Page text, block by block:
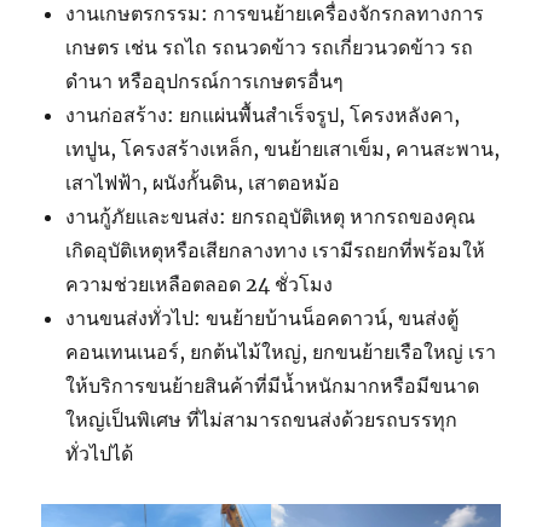
งานเกษตรกรรม: การขนย้ายเครื่องจักรกลทางการ
เกษตร เช่น รถไถ รถนวดข้าว รถเกี่ยวนวดข้าว รถ
ดำนา หรืออุปกรณ์การเกษตรอื่นๆ
งานก่อสร้าง: ยกแผ่นพื้นสำเร็จรูป, โครงหลังคา,
เทปูน, โครงสร้างเหล็ก, ขนย้ายเสาเข็ม, คานสะพาน,
เสาไฟฟ้า, ผนังกั้นดิน, เสาตอหม้อ
งานกู้ภัยและขนส่ง: ยกรถอุบัติเหตุ หากรถของคุณ
เกิดอุบัติเหตุหรือเสียกลางทาง เรามีรถยกที่พร้อมให้
ความช่วยเหลือตลอด 24 ชั่วโมง
งานขนส่งทั่วไป: ขนย้ายบ้านน็อคดาวน์, ขนส่งตู้
คอนเทนเนอร์, ยกต้นไม้ใหญ่, ยกขนย้ายเรือใหญ่ เรา
ให้บริการขนย้ายสินค้าที่มีน้ำหนักมากหรือมีขนาด
ใหญ่เป็นพิเศษ ที่ไม่สามารถขนส่งด้วยรถบรรทุก
ทั่วไปได้